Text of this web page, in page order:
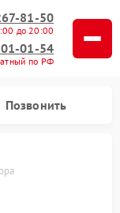
81-50
до 20:00
01-54
по РФ
Позвонить